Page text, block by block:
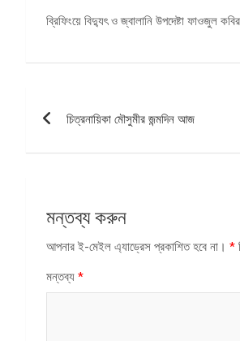
ব্রিফিংয়ে বিদ্যুৎ ও জ্বালানি উপদেষ্টা ফাওজুল
ন্যাভিগেশন
চিত্রনায়িকা মৌসুমীর জন্মদিন আজ
মন্তব্য করুন
আপনার ই-মেইল এ্যাড্রেস প্রকাশিত হবে না। *
মন্তব্য *